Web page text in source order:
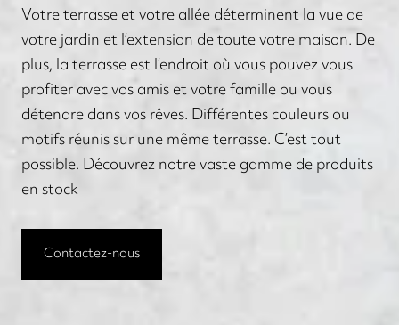
Votre terrasse et votre allée déterminent la vue de
votre jardin et l’extension de toute votre maison. De
plus, la terrasse est l’endroit où vous pouvez vous
profiter avec vos amis et votre famille ou vous
détendre dans vos rêves. Différentes couleurs ou
motifs réunis sur une même terrasse. C’est tout
possible. Découvrez notre vaste gamme de produits
en stock
Contactez-nous